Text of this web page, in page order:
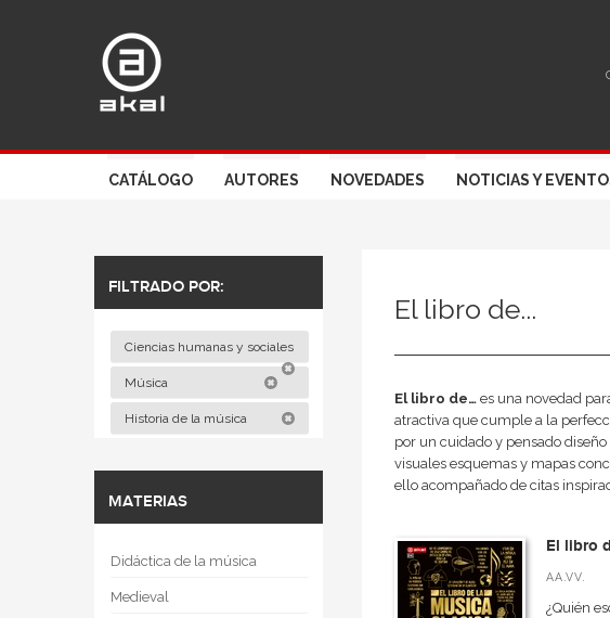
CATÁLOGO AUTORES NOVEDADES NOTICIAS Y
FILTRADO POR:
Ciencias humanas y sociales
Música
Historia de la música
MATERIAS
Didáctica de la música
Medieval
El libro de...
El libro de… es una novedad
atractiva que cumple a la
por un cuidado y pensado
visuales esquemas y mapas
ello acompañado de citas
El libro
AA.VV.
¿Quién